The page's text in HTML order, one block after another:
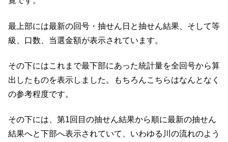
最上部には最新の回号・抽せん日と抽せん結果、そして等
級、口数、当選金額が表示されています。
その下にはこれまで最下部にあった統計量を全回号から算
出したものを表示しました。もちろんこちらはなんとなく
の参考程度です。
その下には、第1回目の抽せん結果から順に最新の抽せん
結果へと下部へ表示されていて、いわゆる川の流れのよう